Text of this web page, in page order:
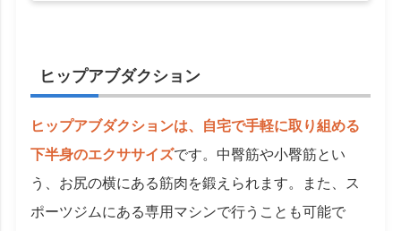
ヒップアブダクション
ヒップアブダクションは、自宅で手軽に取り組める
下半身のエクササイズです。中臀筋や小臀筋とい
う、お尻の横にある筋肉を鍛えられます。また、ス
ポーツジムにある専用マシンで行うことも可能で